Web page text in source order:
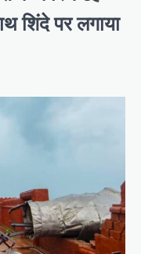
शिंदे पर लगाया